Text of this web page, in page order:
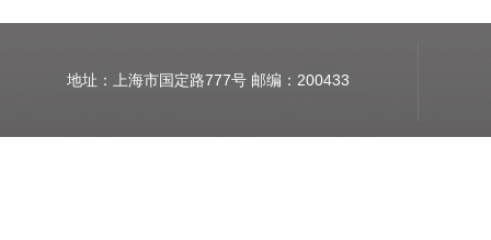
地址：上海市国定路777号 邮编：200433